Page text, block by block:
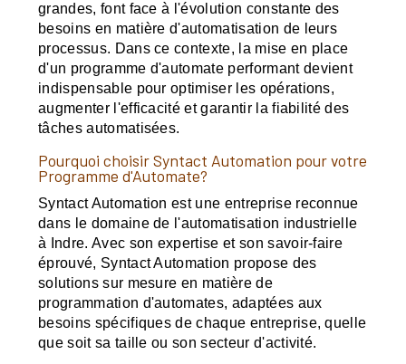
grandes, font face à l'évolution constante des
besoins en matière d'automatisation de leurs
processus. Dans ce contexte, la mise en place
d'un programme d'automate performant devient
indispensable pour optimiser les opérations,
augmenter l'efficacité et garantir la fiabilité des
tâches automatisées.
Pourquoi choisir Syntact Automation pour votre
Programme d'Automate?
Syntact Automation est une entreprise reconnue
dans le domaine de l'automatisation industrielle
à Indre. Avec son expertise et son savoir-faire
éprouvé, Syntact Automation propose des
solutions sur mesure en matière de
programmation d'automates, adaptées aux
besoins spécifiques de chaque entreprise, quelle
que soit sa taille ou son secteur d'activité.